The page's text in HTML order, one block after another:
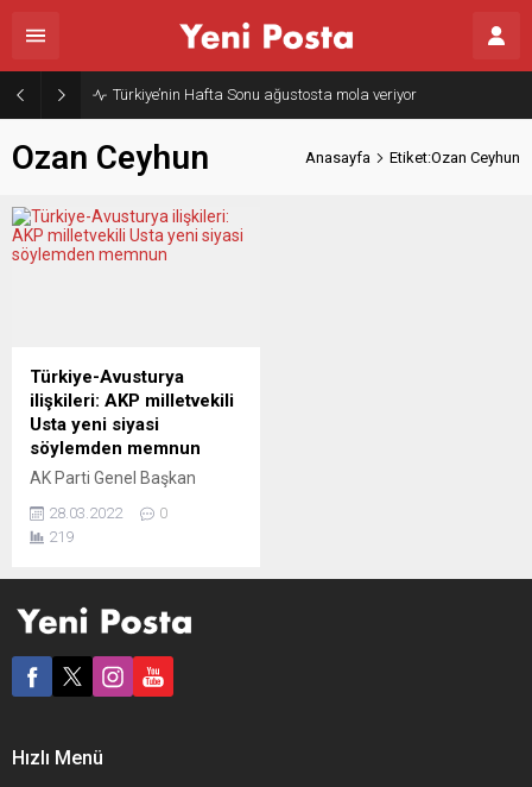
Türkiye’nin Hafta Sonu ağustosta mola veriyor
Ozan Ceyhun Anasayfa Etiket:Ozan Ceyhun
Türkiye-Avusturya
ilişkileri: AKP milletvekili
Usta yeni siyasi
söylemden memnun
AK Parti Genel Başkan
Milletvekili Dr. Leyla Şahin
Usta, Türkiye ile Avusturya
buradaki havayı
memnuniyet duyduğunu
söyledi. Uluslararası
düzenlediği etkinlik
28.03.2022
0
219
Hızlı Menü